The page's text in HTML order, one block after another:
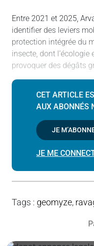
Entre 2021 et 2025,
identifier des leviers
protection intégrée du
insecte, dont
provoquer des dégâts
CET ARTICLE
AUX ABONNÉS
JE
JE ME
Tags : geomyze,